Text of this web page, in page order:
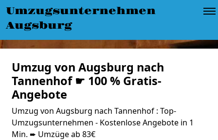
Umzugsunternehmen
Augsburg
Umzug von Augsburg nach
Tannenhof ☛ 100 % Gratis-
Angebote
Umzug von Augsburg nach Tannenhof : Top-
Umzugsunternehmen - Kostenlose Angebote in 1
Min. ➨ Umzüge ab 83€